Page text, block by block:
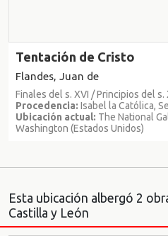
Tentación de Cristo
Flandes, Juan de
Finales del s. XVI / Principios del s.
Procedencia: Isabel la Católica,
Ubicación actual: The National
Washington (Estados Unidos)
Esta ubicación albergó 2
Castilla y León